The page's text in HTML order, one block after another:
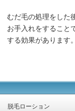
むだ毛の処理をした
お手入れをすること
する効果があります。
脱毛ローション